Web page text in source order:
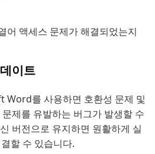
어 액세스 문제가 해결되었는지
이트
Word를 사용하면 호환성 문제 및
제를 유발하는 버그가 발생할 수
버전으로 유지하면 원활하게 실
할 수 있습니다.